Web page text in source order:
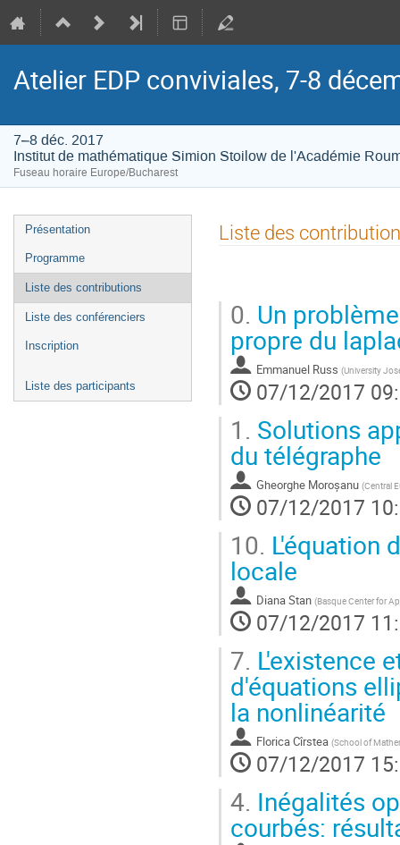
Atelier EDP conviviales, 7-8
7–8 déc. 2017
Institut de mathématique Simion Stoilow de l'Académie
Fuseau horaire Europe/Bucharest
Menu
de
l'événement
Présentation
Programme
Liste des contributions
Liste des conférenciers
Inscription
Liste des participants
Liste des
0. Un
propre du
Emmanuel Russ (University
07/12/2017
1. Solutions
du télégraphe
Gheorghe Moroșanu (Central
07/12/2017
10. L'équation
locale
Diana Stan (Basque Center for
07/12/2017
7. L'existence
d'équations
la nonlinéarité
Florica Cîrstea (School of
07/12/2017
4. Inégalités
courbés: